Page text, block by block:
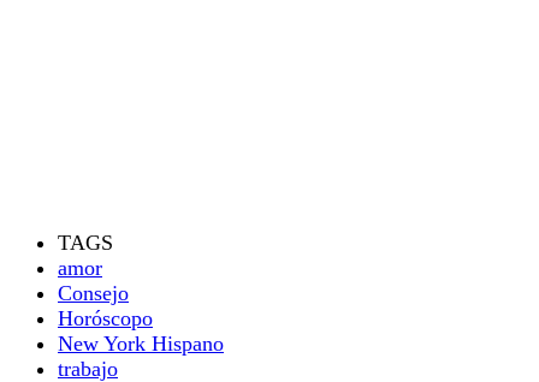
TAGS
amor
Consejo
Horóscopo
New York Hispano
trabajo